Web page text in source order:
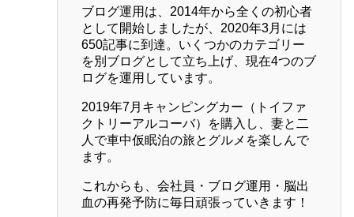
ブログ運用は、2014年から全くの初心者
として開始しましたが、2020年3月には
650記事に到達。いくつかのカテゴリー
を別ブログとして立ち上げ、現在4つのブ
ログを運用しています。
2019年7月キャンピングカー（トイファ
クトリーアルコーバ）を購入し、妻と二
人で車中仮眠泊の旅とグルメを楽しんで
ます。
これからも、会社員・ブログ運用・脳出
血の再発予防に毎日頑張っていきます！